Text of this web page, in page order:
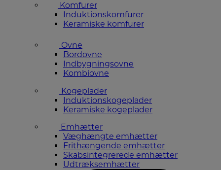
Komfurer
Induktionskomfurer
Keramiske komfurer
Ovne
Bordovne
Indbygningsovne
Kombiovne
Kogeplader
Induktionskogeplader
Keramiske kogeplader
Emhætter
Væghængte emhætter
Frithængende emhætter
Skabsintegrerede emhætter
Udtræksemhætter